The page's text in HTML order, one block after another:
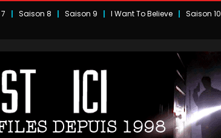
Saison 8 Saison 9 I Want To Believe Saison 10